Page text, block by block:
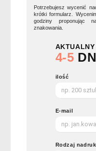
Potrzebujesz wycenić
krótki formularz.
godziny proponując
znakowania.
4-5
ilość
E-mail
Rodzaj